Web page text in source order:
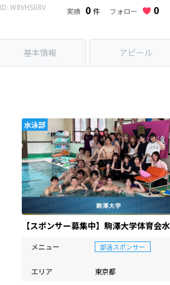
ID: W8VHS08V 実績 0 件 フォロー 0
基本情報 アピール
水泳部
【スポンサー募集中】駒澤大学体育会
メニュー 部活スポンサー
エリア
東京都